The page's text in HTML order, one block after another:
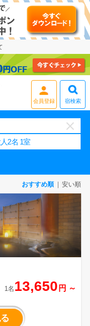
会員登録
宿検索
2名 1室
おすすめ順 安い順
1名 13,650 円 ～